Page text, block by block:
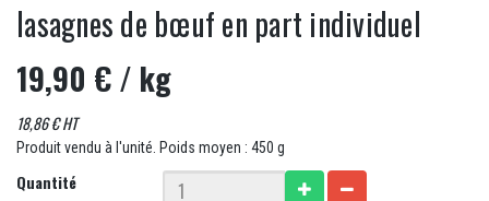
lasagnes de bœuf en part individuel
19,90 €/ kg
18,86 € HT
Produit vendu à l'unité. Poids moyen : 450 g
Quantité